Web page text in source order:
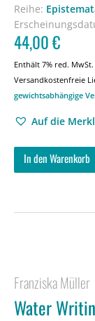
Reihe:
44,00€
Enthält 7% red. MwSt.
Versandkostenfreie
gewichtsabhängige
Auf die
In den Warenkorb
Franziska Müller
Water